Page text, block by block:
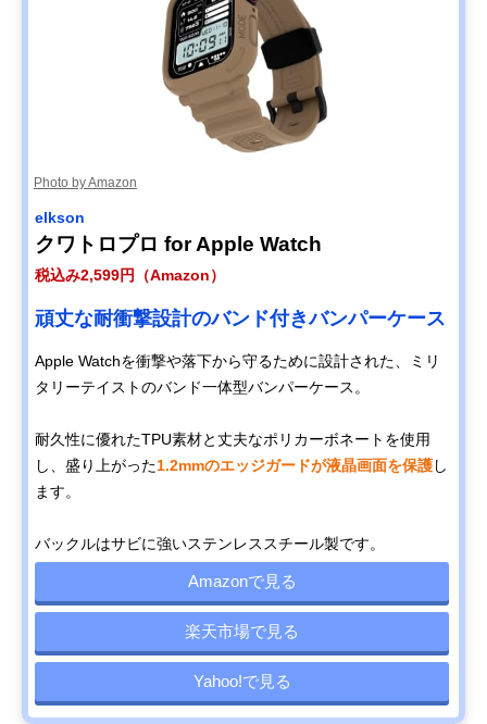
Photo by Amazon
elkson
クワトロプロ for Apple Watch
税込み2,599円（Amazon）
頑丈な耐衝撃設計のバンド付きバンパーケース
Apple Watchを衝撃や落下から守るために設計された、ミリ
タリーテイストのバンド一体型バンパーケース。
耐久性に優れたTPU素材と丈夫なポリカーボネートを使用
し、盛り上がった1.2mmのエッジガードが液晶画面を保護し
ます。
バックルはサビに強いステンレススチール製です。
Amazonで見る
楽天市場で見る
Yahoo!で見る